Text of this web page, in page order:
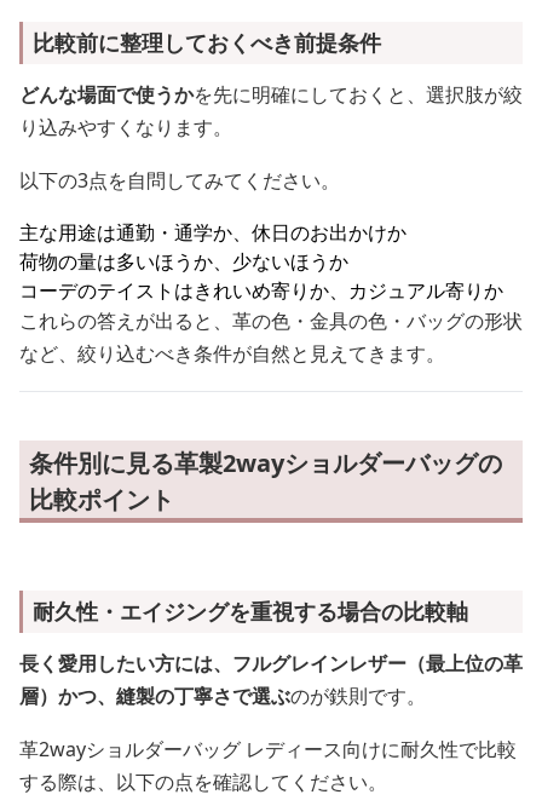
比較前に整理しておくべき前提条件
どんな場面で使うかを先に明確にしておくと、選択肢が絞
り込みやすくなります。
以下の3点を自問してみてください。
主な用途は通勤・通学か、休日のお出かけか
荷物の量は多いほうか、少ないほうか
コーデのテイストはきれいめ寄りか、カジュアル寄りか
これらの答えが出ると、革の色・金具の色・バッグの形状
など、絞り込むべき条件が自然と見えてきます。
条件別に見る革製2wayショルダーバッグの
比較ポイント
耐久性・エイジングを重視する場合の比較軸
長く愛用したい方には、フルグレインレザー（最上位の革
層）かつ、縫製の丁寧さで選ぶのが鉄則です。
革2wayショルダーバッグ レディース向けに耐久性で比較
する際は、以下の点を確認してください。